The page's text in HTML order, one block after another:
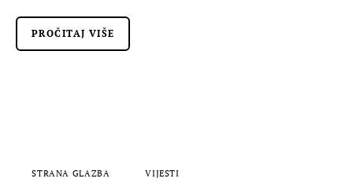
PROČITAJ VIŠE
STRANA GLAZBA VIJESTI